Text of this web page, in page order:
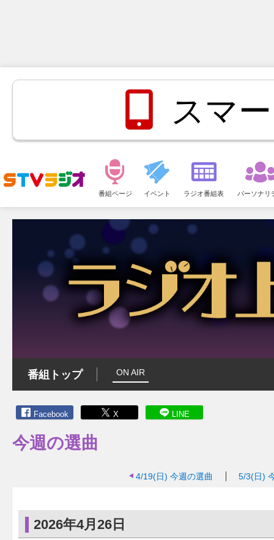
スマ
ュ
番組ページ イベント ラジオ番組表 パーソナリ
番組トップ ON AIR
Facebook X LINE
今週の選曲
4/19(日) 今週の選曲 5/3(日)
2026年4月26日